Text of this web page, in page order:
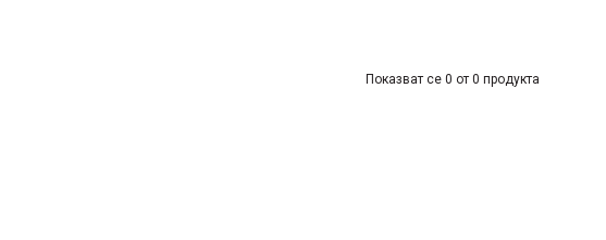
Показват се 0 от 0 продукта